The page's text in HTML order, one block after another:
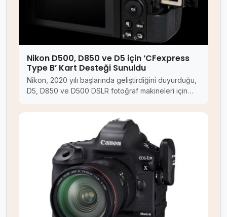
Nikon D500, D850 ve D5 için ‘CFexpress
Type B’ Kart Desteği Sunuldu
Nikon, 2020 yılı başlarında geliştirdiğini duyurduğu,
D5, D850 ve D500 DSLR fotoğraf makineleri için…